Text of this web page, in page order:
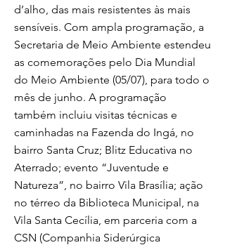
d’alho, das mais resistentes às mais
sensíveis. Com ampla programação, a
Secretaria de Meio Ambiente estendeu
as comemorações pelo Dia Mundial
do Meio Ambiente (05/07), para todo o
mês de junho. A programação
também incluiu visitas técnicas e
caminhadas na Fazenda do Ingá, no
bairro Santa Cruz; Blitz Educativa no
Aterrado; evento “Juventude e
Natureza”, no bairro Vila Brasília; ação
no térreo da Biblioteca Municipal, na
Vila Santa Cecília, em parceria com a
CSN (Companhia Siderúrgica